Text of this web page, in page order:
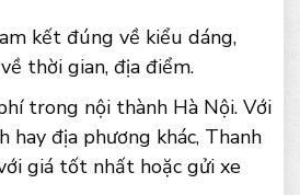
kết đúng về kiểu dáng,
thời gian, địa điểm.
trong nội thành Hà Nội. Với
hay địa phương khác, Thanh
giá tốt nhất hoặc gửi xe